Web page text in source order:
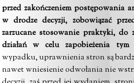
przed zakończeniem postępowania
w drodze decyzji, zobowiązać
zarzucane stosowanie praktyki, do
działań w celu zapobieżenia tym
wypadku, uprawnienia stron są
nawet wniesienie odwołania nie